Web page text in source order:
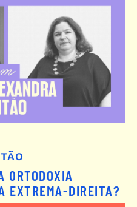
ORTODOXIA
EXTREMA-DIREITA?